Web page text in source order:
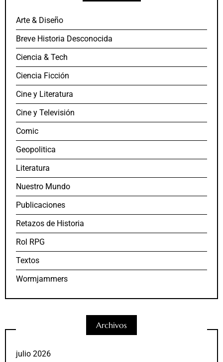
Arte & Diseño
Breve Historia Desconocida
Ciencia & Tech
Ciencia Ficción
Cine y Literatura
Cine y Televisión
Comic
Geopolitica
Literatura
Nuestro Mundo
Publicaciones
Retazos de Historia
Rol RPG
Textos
Wormjammers
Archivos
julio 2026